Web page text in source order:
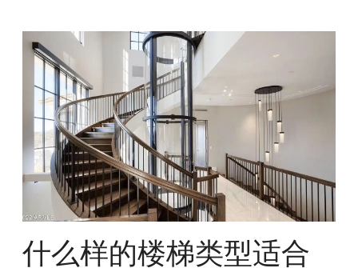
什
么
梯
类
适
安
装
什么样的楼梯类型适合